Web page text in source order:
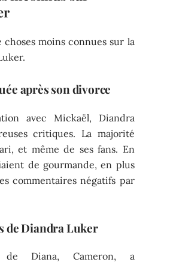
moins connues sur la
après son divorce
avec Mickaël, Diandra
critiques. La majorité
et même de ses fans. En
de gourmande, en plus
commentaires négatifs par
de Diandra Luker
Diana, Cameron, a